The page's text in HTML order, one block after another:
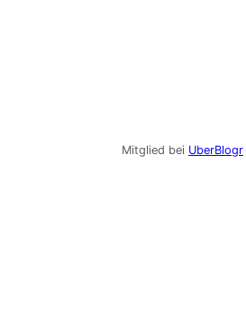
Mitglied bei UberBlogr